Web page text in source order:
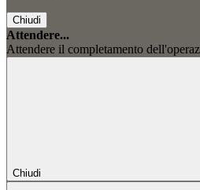
Chiudi
Attendere...
Attendere il completamento
Chiudi